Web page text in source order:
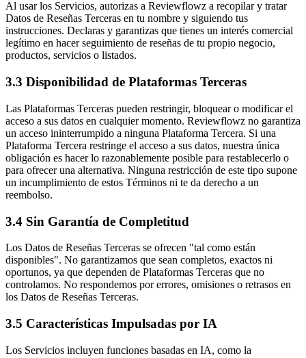
Al usar los Servicios, autorizas a Reviewflowz a recopilar y tratar
Datos de Reseñas Terceras en tu nombre y siguiendo tus
instrucciones. Declaras y garantizas que tienes un interés comercial
legítimo en hacer seguimiento de reseñas de tu propio negocio,
productos, servicios o listados.
3.3 Disponibilidad de Plataformas Terceras
Las Plataformas Terceras pueden restringir, bloquear o modificar el
acceso a sus datos en cualquier momento. Reviewflowz no garantiza
un acceso ininterrumpido a ninguna Plataforma Tercera. Si una
Plataforma Tercera restringe el acceso a sus datos, nuestra única
obligación es hacer lo razonablemente posible para restablecerlo o
para ofrecer una alternativa. Ninguna restricción de este tipo supone
un incumplimiento de estos Términos ni te da derecho a un
reembolso.
3.4 Sin Garantía de Completitud
Los Datos de Reseñas Terceras se ofrecen "tal como están
disponibles". No garantizamos que sean completos, exactos ni
oportunos, ya que dependen de Plataformas Terceras que no
controlamos. No respondemos por errores, omisiones o retrasos en
los Datos de Reseñas Terceras.
3.5 Características Impulsadas por IA
Los Servicios incluyen funciones basadas en IA, como la